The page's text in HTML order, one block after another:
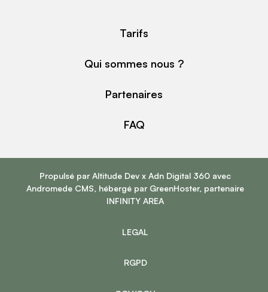
Tarifs
Qui sommes nous ?
Partenaires
FAQ
Propulsé par Altitude Devx Adn Digital 360avec
Andromede CMS, hébergé par GreenHoster, partenaire
INFINITY AREA
LEGAL
RGPD